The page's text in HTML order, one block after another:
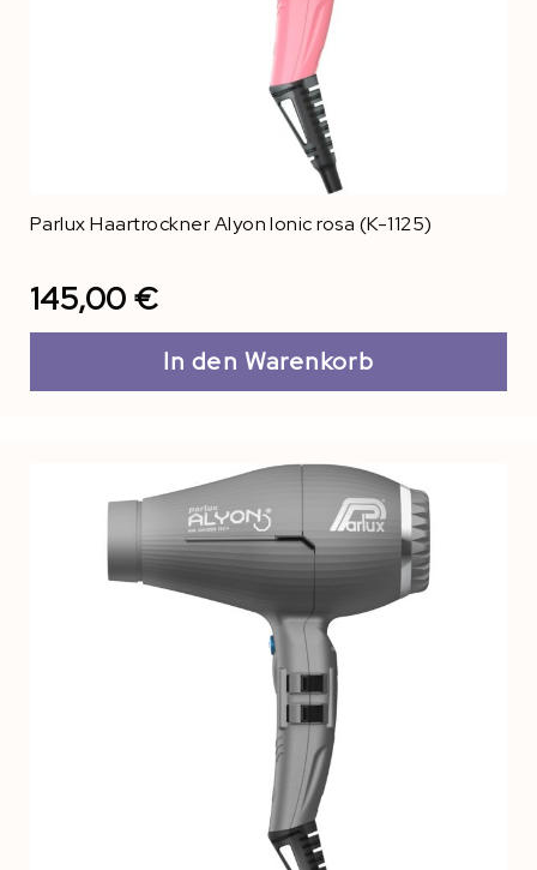
Parlux Haartrockner Alyon Ionic rosa (K-1125)
145,00 €
In den Warenkorb